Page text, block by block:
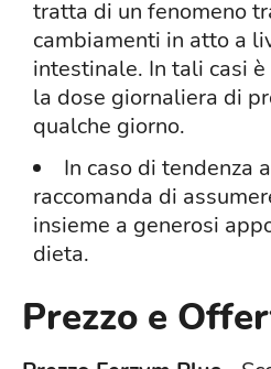
tratta di un fenomeno
cambiamenti in atto a
intestinale. In tali casi
la dose giornaliera di
qualche giorno.
In caso di tendenza
raccomanda di
insieme a generosi
dieta.
Prezzo e